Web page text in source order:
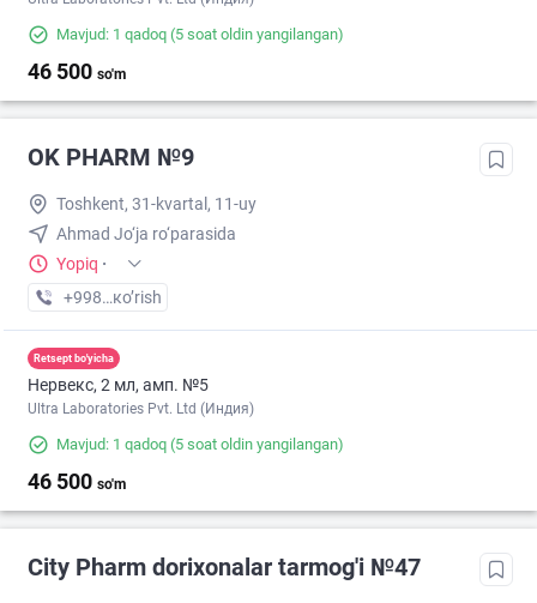
Mavjud: 1 qadoq (5 soat oldin yangilangan)
46 500 so'm
OK PHARM №9
Toshkent, 31-kvartal, 11-uy
Ahmad Jo‘ja ro‘parasida
Yopiq ·
+998 (90) XXX-XX-XX
кo’rish
Retsept bo'yicha
Нервекс, 2 мл, амп. №5
Ultra Laboratories Pvt. Ltd (Индия)
Mavjud: 1 qadoq (5 soat oldin yangilangan)
46 500 so'm
City Pharm dorixonalar tarmog'i №47